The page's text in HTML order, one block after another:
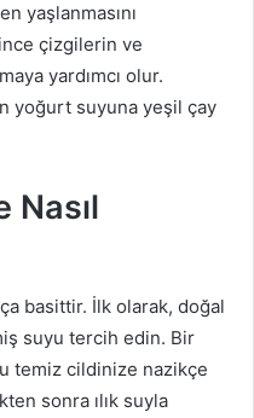
yaşlanmasını
çizgilerin ve
yardımcı olur.
yoğurt suyuna yeşil çay
Nasıl
basittir. İlk olarak, doğal
suyu tercih edin. Bir
temiz cildinize nazikçe
sonra ılık suyla